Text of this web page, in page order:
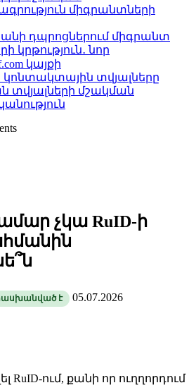
միգրանտների
դպրոցներում միգրանտ
կրթություն․ նոր
կայքի
ի կոնտակտային տվյալները
տվյալների մշակման
չկա RuID-ի
է 05.07.2026
RuID-ում, քանի որ ուղղորդում